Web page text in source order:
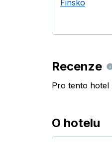
Finsko
Recenze
Pro tento hotel
O hotelu